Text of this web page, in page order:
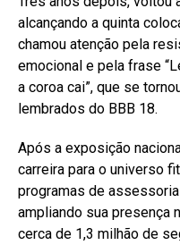
alcançando a quinta
chamou atenção pela
emocional e pela frase
a coroa cai”, que se
lembrados do BBB 18.
Após a exposição
carreira para o universo
programas de
ampliando sua presença
cerca de 1,3 milhão de